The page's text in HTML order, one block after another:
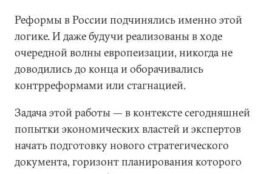
Реформы в России подчинялись именно этой
логике. И даже будучи реализованы в ходе
очередной волны европеизации, никогда не
доводились до конца и оборачивались
контрреформами или стагнацией.
Задача этой работы — в контексте сегодняшней
попытки экономических властей и экспертов
начать подготовку нового стратегического
документа, горизонт планирования которого